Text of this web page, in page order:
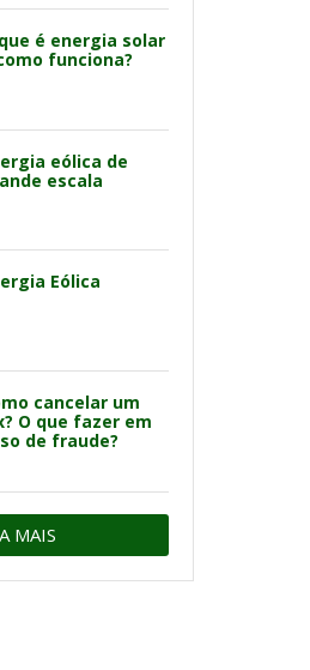
é energia solar
funciona?
eólica de
escala
Eólica
cancelar um
O que fazer em
de fraude?
MAIS